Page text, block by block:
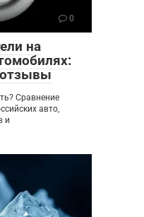
0
на
отзывы
Сравнение
авто,
и